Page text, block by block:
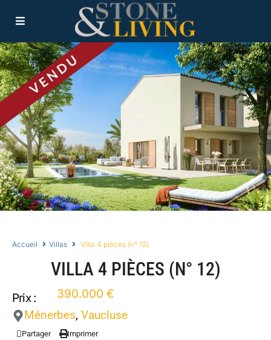
Accueil Villas Villa 4 pièces (n° 12)
VILLA 4 PIÈCES (N° 12)
Prix :
390.000 €
Ménerbes, Vaucluse
Partager Imprimer